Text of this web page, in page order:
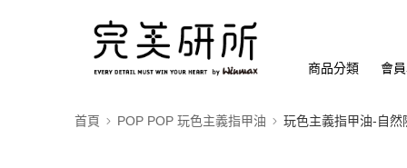
商品分類 會
首頁 POP POP 玩色主義指甲油 玩色主義指甲油-自